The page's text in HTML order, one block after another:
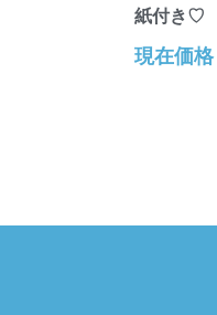
紙付き♡
現在価格